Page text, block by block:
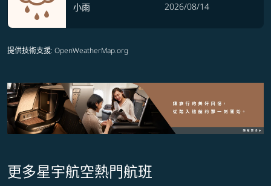
小雨
2026/08/14
提供技術支援: OpenWeatherMap.org
更多星宇航空熱門航班